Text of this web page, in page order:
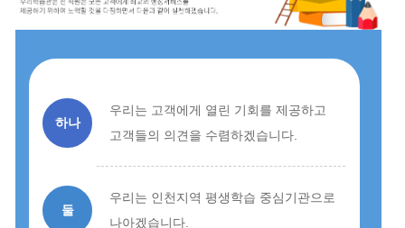
하나
우리는 고객에게 열린 기회를 제공하고
고객들의 의견을 수렴하겠습니다.
둘
우리는 인천지역 평생학습 중심기관으로
나아겠습니다.